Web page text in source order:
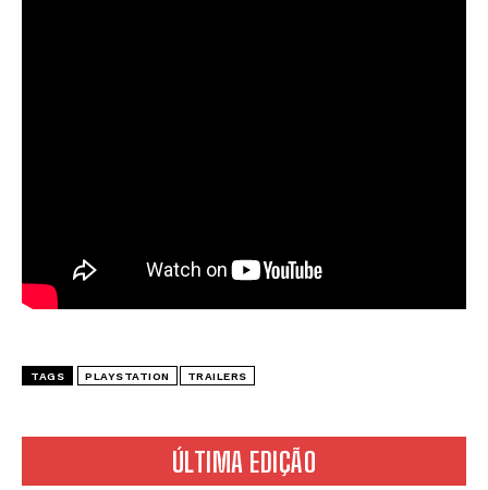
ÚLTIMA EDIÇÃO
TAGS PLAYSTATION TRAILERS